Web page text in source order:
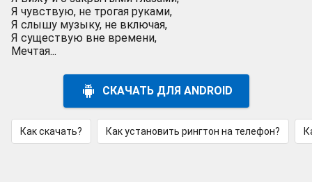
Я чувствую, не трогая руками,
Я слышу музыку, не включая,
Я существую вне времени,
Мечтая...
СКАЧАТЬ ДЛЯ ANDROID
Как скачать? Как установить рингтон на телефон?